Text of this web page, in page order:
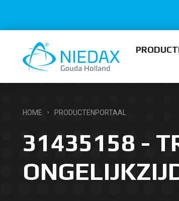
HOME PRODUCTENPORTAAL
31435158 -